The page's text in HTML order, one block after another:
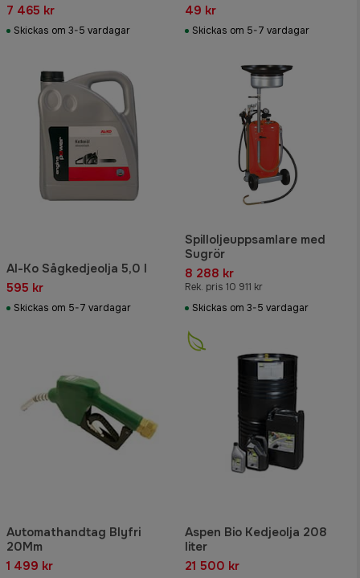
7 465 kr
Skickas om 3-5 vardagar
49 kr
Skickas om 5-7 vardagar
Al-Ko Sågkedjeolja 5,0 l
595 kr
Skickas om 5-7 vardagar
Spilloljeuppsamlare med
Sugrör
8 288 kr
Rek. pris 10 911 kr
Skickas om 3-5 vardagar
Automathandtag Blyfri
20Mm
1 499 kr
Aspen Bio Kedjeolja 208
liter
21 500 kr